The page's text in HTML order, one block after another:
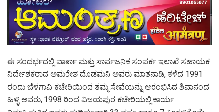
ಈ ಸಂದರ್ಭದಲ್ಲಿ ವಾರ್ತಾ ಮತ್ತು ಸಾರ್ವಜನಿಕ ಸಂಪರ್ಕ ಇಲಾಖೆ ಸಹಾಯಕ
ನಿರ್ದೇಶಕರಾದ ಅಮರೇಶ ದೊಡಮನಿ ಅವರು ಮಾತನಾಡಿ, ಕಳೆದ 1991
ರಂದು ಬೆಳಗಾವಿ ಕಚೇರಿಯಿಂದ ತಮ್ಮ ಸೇವೆಯನ್ನು ಆರಂಭಿಸಿದ ಶಿವಾನಂದ
ಹಿಳ್ಳಿ ಅವರು, 1998 ರಿಂದ ವಿಜಯಪುರ ಕಚೇರಿಯಲ್ಲಿ ಕಾರ್ಯ